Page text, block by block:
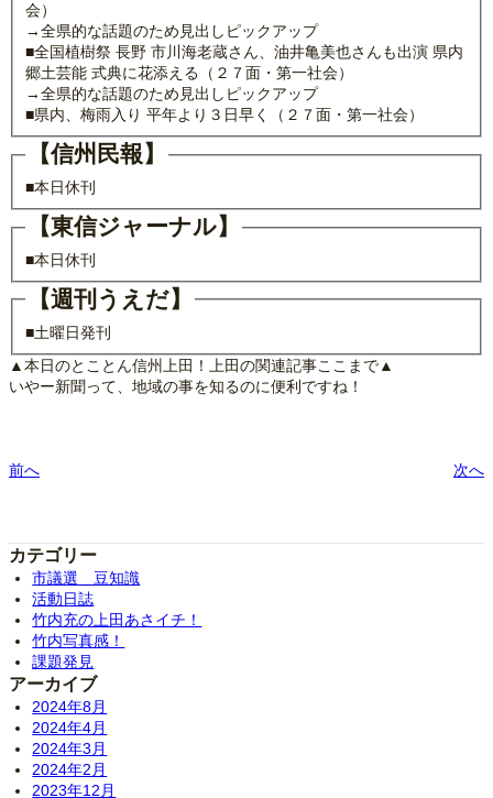
会）
→全県的な話題のため見出しピックアップ
■全国植樹祭 長野 市川海老蔵さん、油井亀美也さんも出演 県内
郷土芸能 式典に花添える（２７面・第一社会）
→全県的な話題のため見出しピックアップ
■県内、梅雨入り 平年より３日早く（２７面・第一社会）
【信州民報】
■本日休刊
【東信ジャーナル】
■本日休刊
【週刊うえだ】
■土曜日発刊
▲本日のとことん信州上田！上田の関連記事ここまで▲
いやー新聞って、地域の事を知るのに便利ですね！
前へ 次へ
カテゴリー
市議選 豆知識
活動日誌
竹内充の上田あさイチ！
竹内写真感！
課題発見
アーカイブ
2024年8月
2024年4月
2024年3月
2024年2月
2023年12月